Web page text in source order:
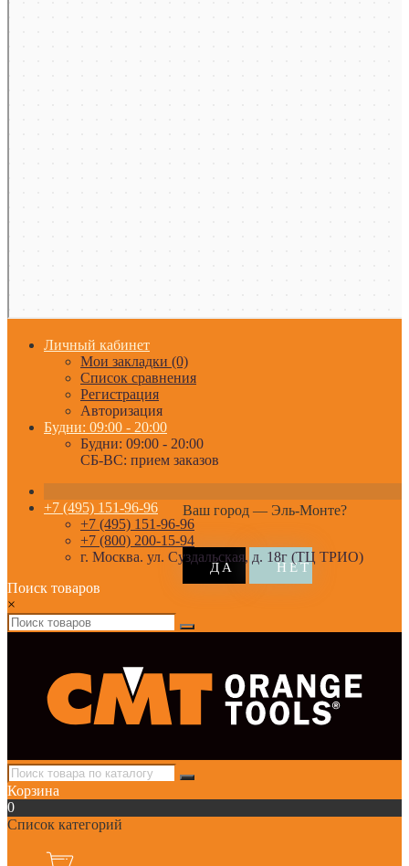
Личный кабинет
Мои закладки (0)
Список сравнения
Регистрация
Авторизация
Будни: 09:00 - 20:00
Будни: 09:00 - 20:00
СБ-ВС: прием заказов
Ваш город — Эль-Монте?
+7 (495) 151-96-96
+7 (495) 151-96-96
+7 (800) 200-15-94
г. Москва. ул. Суздальская, д. 18г (ТЦ ТРИО)
Поиск товаров
×
Корзина
0
Список категорий